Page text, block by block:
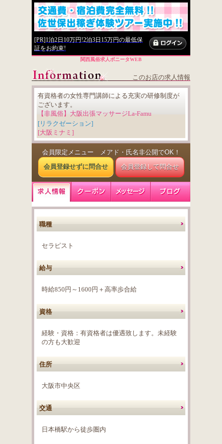
[PR]1泊2日10万円!2泊3日15万円の最低保
証をお約束!
関西風俗求人ボニータWEB
このお店の求人情報
有資格者の女性専門講師による充実の研修制度が
ございます。
【非風俗】大阪出張マッサージLa-Famu
[リラクゼーション]
[大阪ミナミ]
会員限定メニュー メアド・氏名非公開でOK！
会員登録せずに問合せ
会員登録して問合せ
職種
セラピスト
給与
時給850円～1600円＋高率歩合給
資格
経験・資格：有資格者は優遇致します。未経験
の方も大歓迎
住所
大阪市中央区
交通
日本橋駅から徒歩圏内